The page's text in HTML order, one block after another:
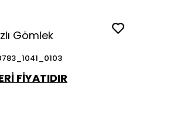
Gömlek
FİYATIDIR